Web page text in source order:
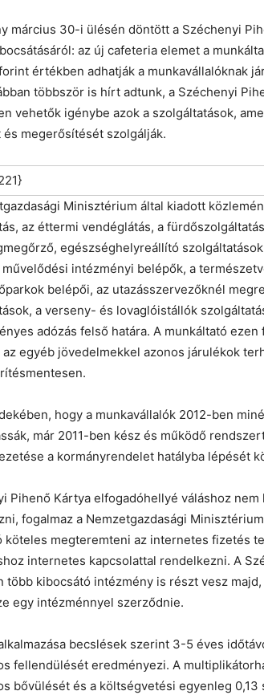
március 30-i ülésén döntött a Széchenyi
az új cafeteria elemet a
értékben adhatják a munkavállalóknak
többször is hírt adtunk, a Széchenyi
vehetők igénybe azok a szolgáltatások,
megerősítését szolgálják.
Minisztérium által kiadott
az éttermi vendéglátás, a
egészséghelyreállító
intézményi belépők, a
belépői, az utazásszervezőknél
a verseny- és lovaglóistállók
adózás felső határa. A munkáltató
egyéb jövedelmekkel azonos járulékok
hogy a munkavállalók 2012-ben
már 2011-ben kész és működő
a kormányrendelet hatályba lépését
Pihenő Kártya elfogadóhellyé váláshoz
fogalmaz a Nemzetgazdasági
köteles megteremteni az internetes fizetés
internetes kapcsolattal rendelkezni. A
több kibocsátó intézmény is részt vesz
egy intézménnyel szerződnie.
becslések szerint 3-5 éves
fellendülését eredményezi. A
bővülését és a költségvetési egyenleg 0,13